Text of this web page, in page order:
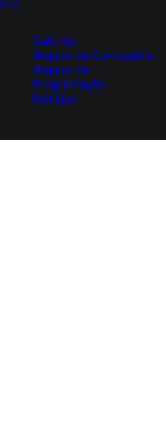
Galerias
Arquivo da Companhia
Arquivo de
Programação
Notícias